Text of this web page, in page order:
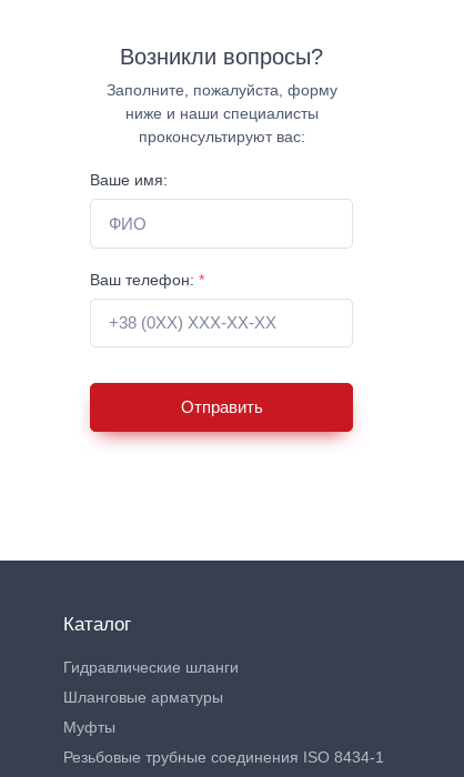
Возникли вопросы?
Заполните, пожалуйста, форму
ниже и наши специалисты
проконсультируют вас:
Ваше имя:
Ваш телефон: *
Отправить
Каталог
Гидравлические шланги
Шланговые арматуры
Муфты
Резьбовые трубные соединения ISO 8434-1